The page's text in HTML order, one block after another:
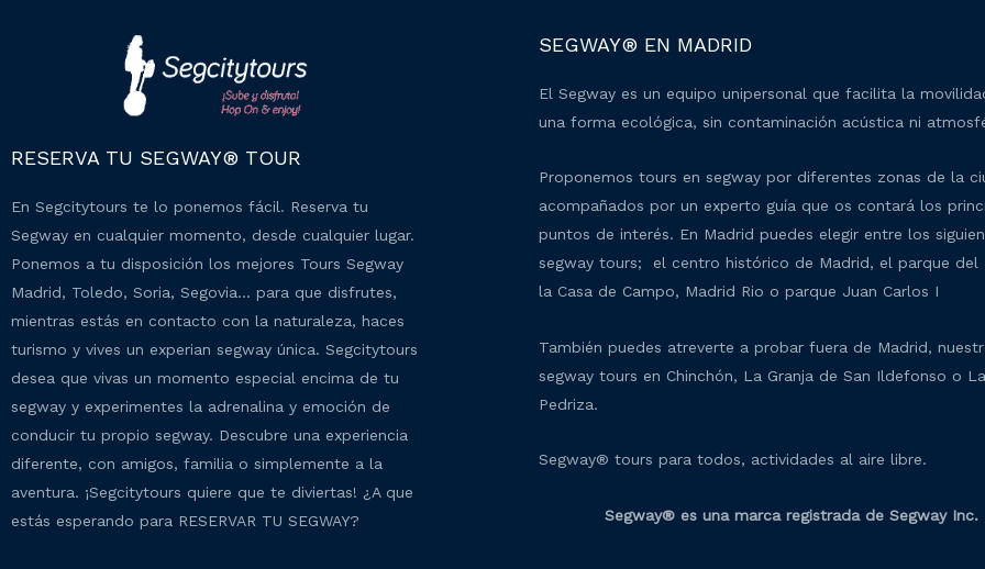
RESERVA TU SEGWAY® TOUR
En Segcitytours te lo ponemos fácil. Reserva tu
Segway en cualquier momento, desde cualquier lugar.
Ponemos a tu disposición los mejores Tours Segway
Madrid, Toledo, Soria, Segovia… para que disfrutes,
mientras estás en contacto con la naturaleza, haces
turismo y vives un experian segway única. Segcitytours
desea que vivas un momento especial encima de tu
segway y experimentes la adrenalina y emoción de
conducir tu propio segway. Descubre una experiencia
diferente, con amigos, familia o simplemente a la
aventura. ¡Segcitytours quiere que te diviertas! ¿A que
estás esperando para RESERVAR TU SEGWAY?
SEGWAY® EN MADRID
El Segway es un equipo unipersonal que facilita la
una forma ecológica, sin contaminación acústica ni
Proponemos tours en segway por diferentes zonas de la
acompañados por un experto guía que os contará los
puntos de interés. En Madrid puedes elegir entre los
segway tours; el centro histórico de Madrid, el parque del
la Casa de Campo, Madrid Rio o parque Juan Carlos I
También puedes atreverte a probar fuera de Madrid,
segway tours en Chinchón, La Granja de San Ildefonso o La
Pedriza.
Segway® tours para todos, actividades al aire libre.
Segway® es una marca registrada de Segway Inc.